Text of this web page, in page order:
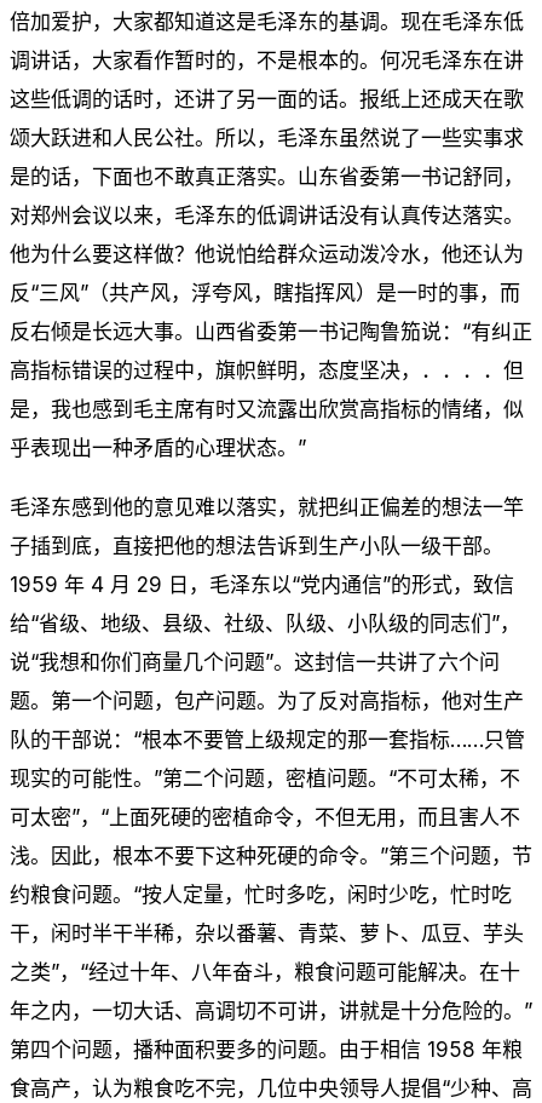
倍加爱护，大家都知道这是毛泽东的基调。现在毛泽东低
调讲话，大家看作暂时的，不是根本的。何况毛泽东在讲
这些低调的话时，还讲了另一面的话。报纸上还成天在歌
颂大跃进和人民公社。所以，毛泽东虽然说了一些实事求
是的话，下面也不敢真正落实。山东省委第一书记舒同，
对郑州会议以来，毛泽东的低调讲话没有认真传达落实。
他为什么要这样做？他说怕给群众运动泼冷水，他还认为
反“三风”（共产风，浮夸风，瞎指挥风）是一时的事，而
反右倾是长远大事。山西省委第一书记陶鲁笳说：“有纠正
高指标错误的过程中，旗帜鲜明，态度坚决，．．．．但
是，我也感到毛主席有时又流露出欣赏高指标的情绪，似
乎表现出一种矛盾的心理状态。”
毛泽东感到他的意见难以落实，就把纠正偏差的想法一竿
子插到底，直接把他的想法告诉到生产小队一级干部。
1959 年 4 月 29 日，毛泽东以“党内通信”的形式，致信
给“省级、地级、县级、社级、队级、小队级的同志们”，
说“我想和你们商量几个问题”。这封信一共讲了六个问
题。第一个问题，包产问题。为了反对高指标，他对生产
队的干部说：“根本不要管上级规定的那一套指标……只管
现实的可能性。”第二个问题，密植问题。“不可太稀，不
可太密”，“上面死硬的密植命令，不但无用，而且害人不
浅。因此，根本不要下这种死硬的命令。”第三个问题，节
约粮食问题。“按人定量，忙时多吃，闲时少吃，忙时吃
干，闲时半干半稀，杂以番薯、青菜、萝卜、瓜豆、芋头
之类”，“经过十年、八年奋斗，粮食问题可能解决。在十
年之内，一切大话、高调切不可讲，讲就是十分危险的。”
第四个问题，播种面积要多的问题。由于相信 1958 年粮
食高产，认为粮食吃不完，几位中央领导人提倡“少种、高